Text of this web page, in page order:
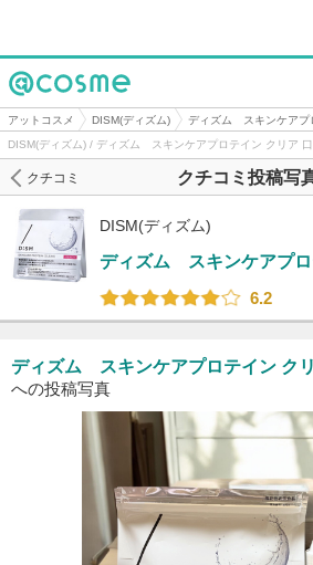
@cosme
アットコスメ DISM(ディズム) ディズム スキンケアプ
DISM(ディズム) / ディズム スキンケアプロテイン クリア 口
クチコミ投稿写
クチコミ
DISM(ディズム)
ディズム スキンケアプロ
6.2
ディズム スキンケアプロテイン ク
への投稿写真